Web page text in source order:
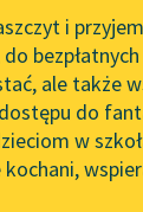
Katarzyną
zmarł
i
ale także
do
w